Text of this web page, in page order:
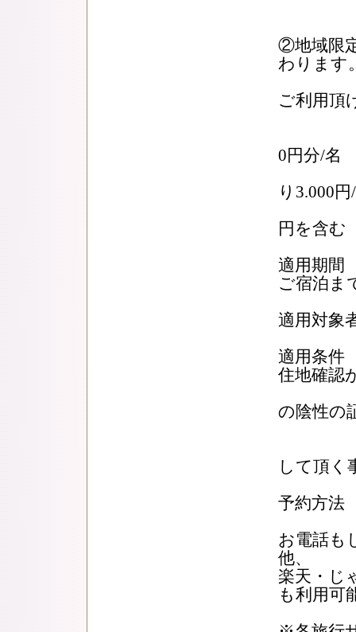
②地域限
わります
ご利用頂
0円分/
り3.000
円を含む
適用期間
ご宿泊ま
適用対象
適用条
住地確認
の陰
して頂く
予約
お電話も
他、
楽天・じ
も利用可